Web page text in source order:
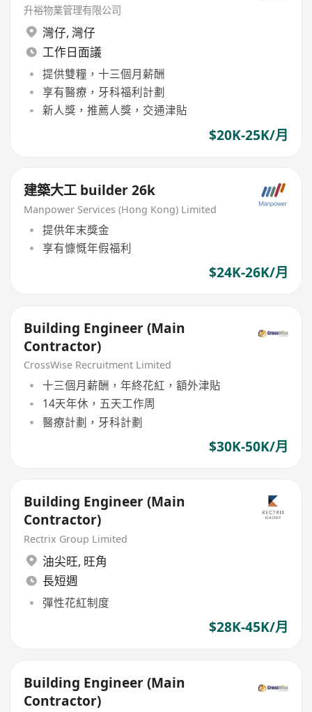
升裕物業管理有限公司
灣仔, 灣仔
工作日面議
提供雙糧，十三個月薪酬
享有醫療，牙科福利計劃
新人獎，推薦人獎，交通津貼
$20K-25K/月
建築大工 builder 26k
Manpower Services (Hong Kong) Limited
提供年末獎金
享有慷慨年假福利
$24K-26K/月
Building Engineer (Main
Contractor)
CrossWise Recruitment Limited
十三個月薪酬，年終花紅，額外津貼
14天年休，五天工作周
醫療計劃，牙科計劃
$30K-50K/月
Building Engineer (Main
Contractor)
Rectrix Group Limited
油尖旺, 旺角
長短週
彈性花紅制度
$28K-45K/月
Building Engineer (Main
Contractor)